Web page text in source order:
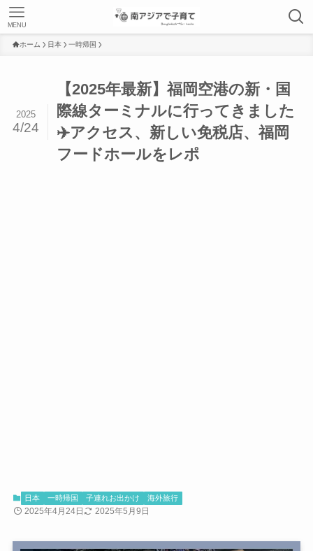
MENU
ホーム 日本 一時帰国
【2025年最新】福岡空港の新・国
際線ターミナルに行ってきました
✈️アクセス、新しい免税店、福岡
フードホールをレポ
2025
4/24
日本 一時帰国 子連れお出かけ 海外旅行
2025年4月24日 2025年5月9日